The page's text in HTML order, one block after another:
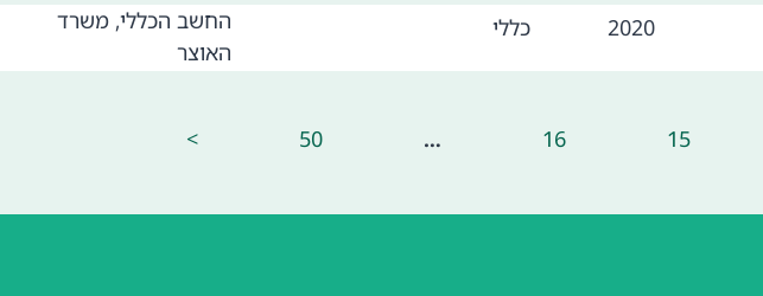
2020 כללי
החשב הכללי, משרד
האוצר
15
16
…
50
>